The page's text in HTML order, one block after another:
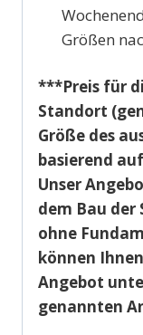
Größen
***Preis für
Standort
Größe des
basierend
Unser
dem Bau der
ohne
können
Angebot
genannten